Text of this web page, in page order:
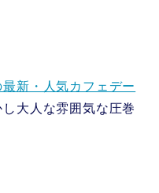
最新・人気カフェデー
大人な雰囲気な圧巻